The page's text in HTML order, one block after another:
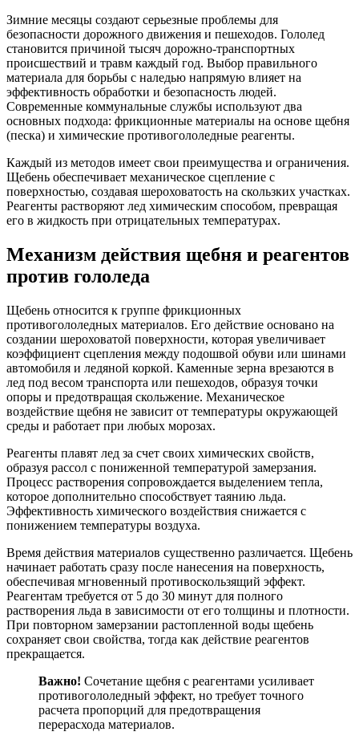
Зимние месяцы создают серьезные проблемы для
безопасности дорожного движения и пешеходов. Гололед
становится причиной тысяч дорожно-транспортных
происшествий и травм каждый год. Выбор правильного
материала для борьбы с наледью напрямую влияет на
эффективность обработки и безопасность людей.
Современные коммунальные службы используют два
основных подхода: фрикционные материалы на основе щебня
(песка) и химические противогололедные реагенты.
Каждый из методов имеет свои преимущества и ограничения.
Щебень обеспечивает механическое сцепление с
поверхностью, создавая шероховатость на скользких участках.
Реагенты растворяют лед химическим способом, превращая
его в жидкость при отрицательных температурах.
Механизм действия щебня и реагентов
против гололеда
Щебень относится к группе фрикционных
противогололедных материалов. Его действие основано на
создании шероховатой поверхности, которая увеличивает
коэффициент сцепления между подошвой обуви или шинами
автомобиля и ледяной коркой. Каменные зерна врезаются в
лед под весом транспорта или пешеходов, образуя точки
опоры и предотвращая скольжение. Механическое
воздействие щебня не зависит от температуры окружающей
среды и работает при любых морозах.
Реагенты плавят лед за счет своих химических свойств,
образуя рассол с пониженной температурой замерзания.
Процесс растворения сопровождается выделением тепла,
которое дополнительно способствует таянию льда.
Эффективность химического воздействия снижается с
понижением температуры воздуха.
Время действия материалов существенно различается. Щебень
начинает работать сразу после нанесения на поверхность,
обеспечивая мгновенный противоскользящий эффект.
Реагентам требуется от 5 до 30 минут для полного
растворения льда в зависимости от его толщины и плотности.
При повторном замерзании растопленной воды щебень
сохраняет свои свойства, тогда как действие реагентов
прекращается.
Важно! Сочетание щебня с реагентами усиливает
противогололедный эффект, но требует точного
расчета пропорций для предотвращения
перерасхода материалов.